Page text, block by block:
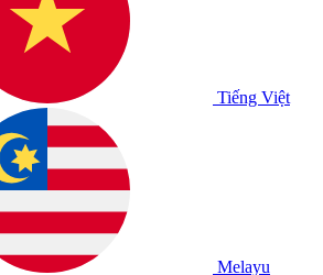
Tiếng Việt
Melayu